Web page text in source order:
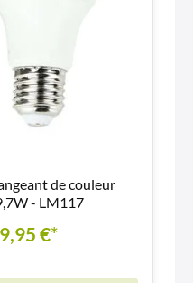
de couleur
- LM117
€*